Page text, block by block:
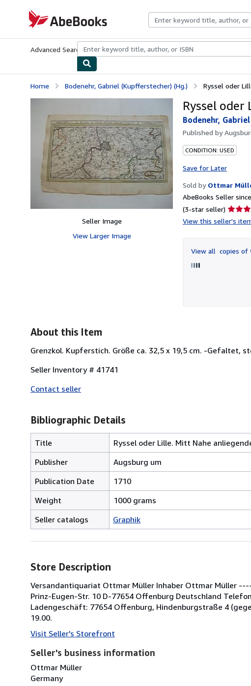
AbeBooks.com
Advanced Search Browse CollectionsRare BooksArt & Collectibles
Home Bodenehr, Gabriel (Kupfferstecher) (Hg.) Ryssel oder
Seller Image
View Larger Image
Ryssel oder
Bodenehr,
Published by
CONDITION: USED
Save for Later
Sold by Ottmar
AbeBooks Seller
(3-star seller) Seller
rating
of
5
View this seller's
View all copies of
About this Item
Grenzkol. Kupferstich. Größe ca. 32,5 x 19,5 cm. -Gefaltet,
Seller Inventory # 41741
Contact seller
Bibliographic Details
Title
Ryssel oder Lille. Mitt Nahe
Publisher
Augsburg um
Publication Date
1710
Weight
1000 grams
Seller catalogs
Graphik
Store Description
Versandantiquariat Ottmar Müller Inhaber Ottmar
Prinz-Eugen-Str. 10 D-77654 Offenburg Deutschland
Ladengeschäft: 77654 Offenburg, Hindenburgstraße 4
19.00.
Visit Seller's Storefront
Seller's business information
Ottmar Müller
Germany